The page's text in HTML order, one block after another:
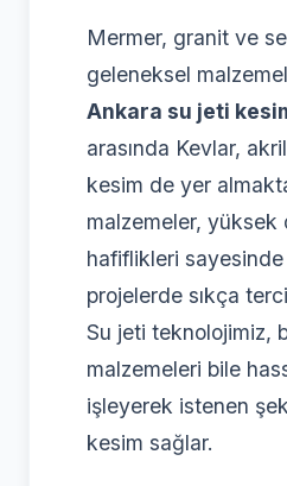
Mermer, granit ve
geleneksel
Ankara su jeti
arasında Kevlar,
kesim de yer
malzemeler, yüksek
hafiflikleri sayesinde
projelerde sıkça
Su jeti teknolojimiz,
malzemeleri bile
işleyerek istenen
kesim sağlar.